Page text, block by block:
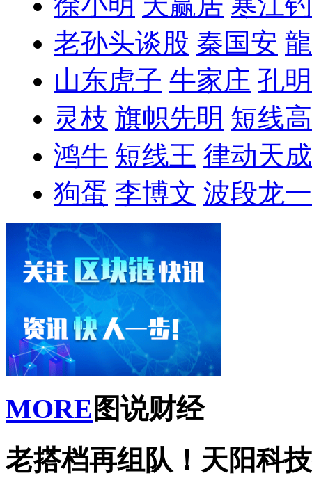
老孙头谈股 秦国安
山东虎子 牛家庄 孔
灵枝 旗帜先明 短线
鸿牛 短线王 律动天成
狗蛋 李博文 波段龙一
MORE 图说财经
老搭档再组队！天阳科